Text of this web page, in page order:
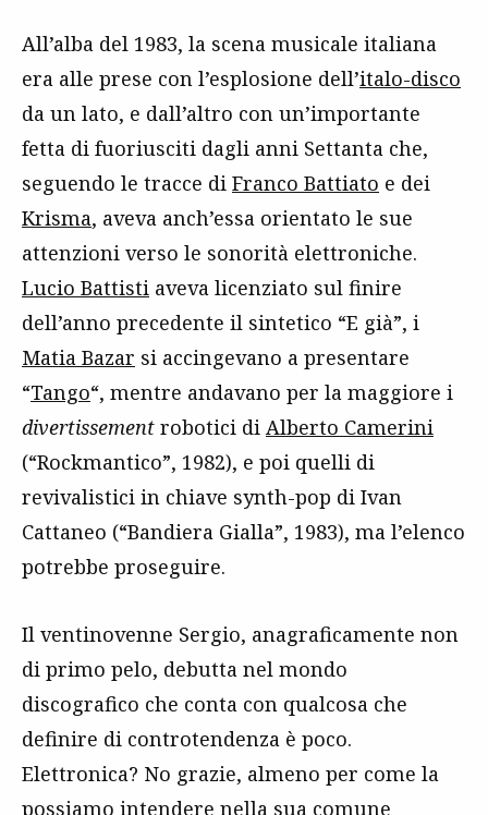
All’alba del 1983, la scena musicale italiana
era alle prese con l’esplosione dell’italo-disco
da un lato, e dall’altro con un’importante
fetta di fuoriusciti dagli anni Settanta che,
seguendo le tracce di Franco Battiato e dei
Krisma, aveva anch’essa orientato le sue
attenzioni verso le sonorità elettroniche.
Lucio Battisti aveva licenziato sul finire
dell’anno precedente il sintetico “E già”, i
Matia Bazar si accingevano a presentare
“Tango“, mentre andavano per la maggiore i
divertissement robotici di Alberto Camerini
(“Rockmantico”, 1982), e poi quelli di
revivalistici in chiave synth-pop di Ivan
Cattaneo (“Bandiera Gialla”, 1983), ma l’elenco
potrebbe proseguire.
Il ventinovenne Sergio, anagraficamente non
di primo pelo, debutta nel mondo
discografico che conta con qualcosa che
definire di controtendenza è poco.
Elettronica? No grazie, almeno per come la
possiamo intendere nella sua comune